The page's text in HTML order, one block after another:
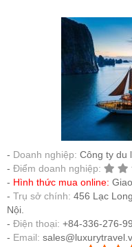
Doanh nghiệp: Công ty du
Điểm doanh nghiệp:
Hình thức mua online:
Trụ sở chính: 456 Lạc
Nội.
Điện thoại: +84-336-276-
Email: